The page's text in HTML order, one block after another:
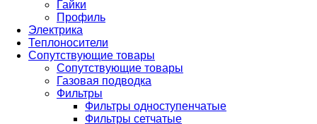
Гайки
Профиль
Электрика
Теплоносители
Сопутствующие товары
Сопутствующие товары
Газовая подводка
Фильтры
Фильтры одноступенчатые
Фильтры сетчатые